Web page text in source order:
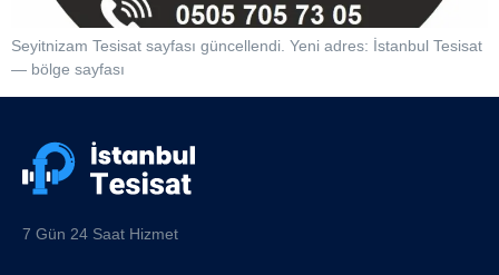
Seyitnizam Tesisat sayfası güncellendi. Yeni adres: İstanbul Tesisat
— bölge sayfası
7 Gün 24 Saat Hizmet